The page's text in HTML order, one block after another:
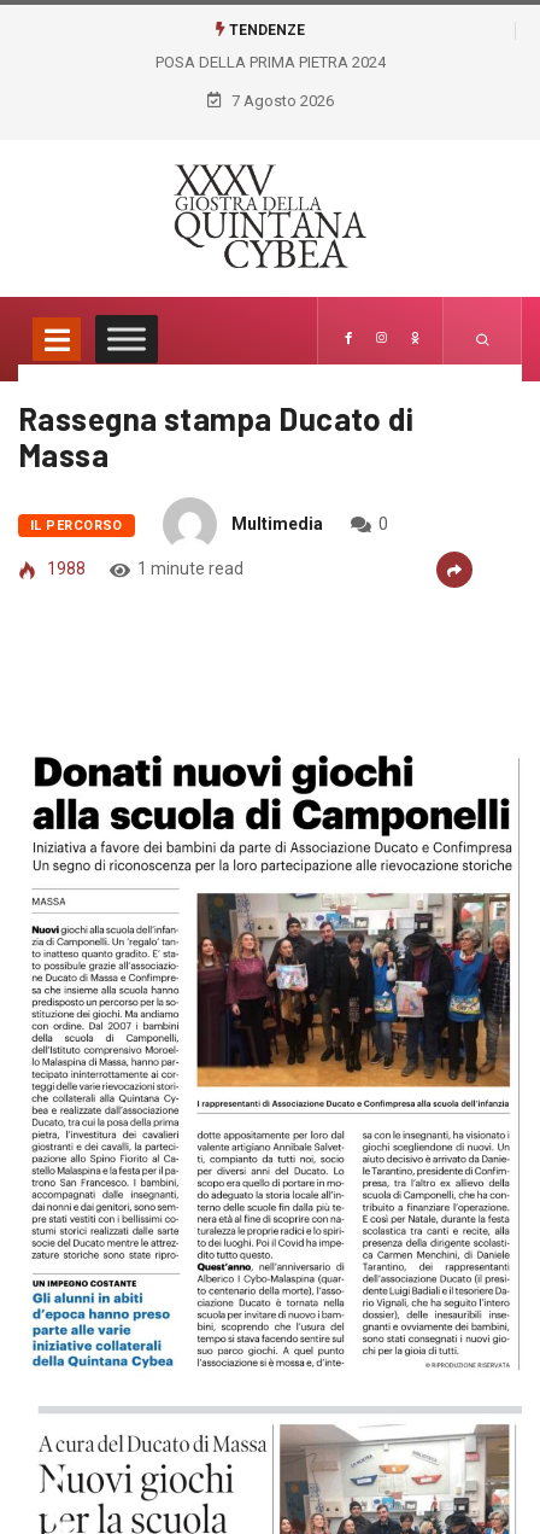
TENDENZE
PRIMA PIETRA 2024
GIOSTRA VIRTUALE LICEO
ARTISTICO FELICE PALMA
7 Agosto 2026
Home Il Percorso Rassegna stampa Ducato…
Rassegna stampa Ducato di
Massa
IL PERCORSO Multimedia 0
1988 1 minute read